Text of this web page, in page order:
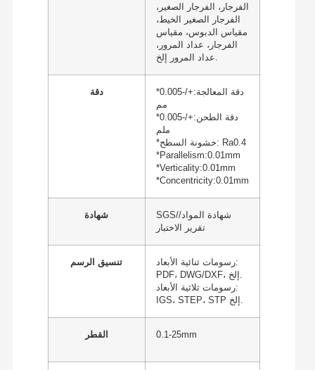
الفرجار، الفرجار الصغير،
الفرجار الصغير الخيط،
مقياس الدبوس، مقياس
الفرجار، عداد المرور،
دقة
*دقة المعالجة:+/-0.005
مم
*دقة الطحن:+/-0.005
ملم
*خشونة السطح: Ra0.4
*Parallelism:0.01mm
*Verticality:0.01mm
*Concentricity:0.01mm
شهادة
SGS/شهادة المواد/
تقرير الاختبار
تنسيق الرسم
رسومات ثنائية الأبعاد:
رسومات ثلاثية الأبعاد:
القطر 0.1-25mm